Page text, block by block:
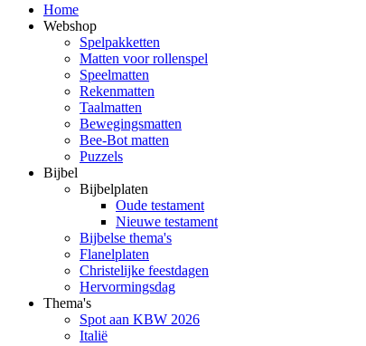
Home
Webshop
Spelpakketten
Matten voor rollenspel
Speelmatten
Rekenmatten
Taalmatten
Bewegingsmatten
Bee-Bot matten
Puzzels
Bijbel
Bijbelplaten
Oude testament
Nieuwe testament
Bijbelse thema's
Flanelplaten
Christelijke feestdagen
Hervormingsdag
Thema's
Spot aan KBW 2026
Italië